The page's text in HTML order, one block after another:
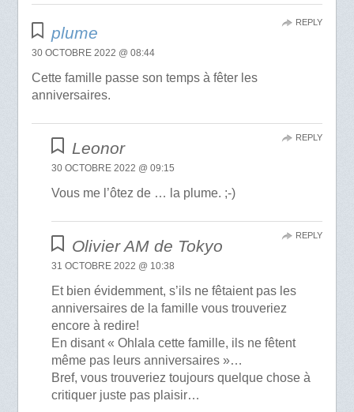
plume
30 OCTOBRE 2022 @ 08:44
Cette famille passe son temps à fêter les
anniversaires.
REPLY
Leonor
30 OCTOBRE 2022 @ 09:15
Vous me l’ôtez de … la plume. ;-)
REPLY
Olivier AM de Tokyo
31 OCTOBRE 2022 @ 10:38
Et bien évidemment, s’ils ne fêtaient pas les
anniversaires de la famille vous trouveriez
encore à redire!
En disant « Ohlala cette famille, ils ne fêtent
même pas leurs anniversaires »…
Bref, vous trouveriez toujours quelque chose à
critiquer juste pas plaisir…
REPLY